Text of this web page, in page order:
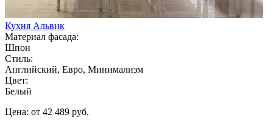
Кухня Альвик
Материал фасада:
Шпон
Стиль:
Английский, Евро, Минимализм
Цвет:
Белый
Цена: от 42 489 руб.